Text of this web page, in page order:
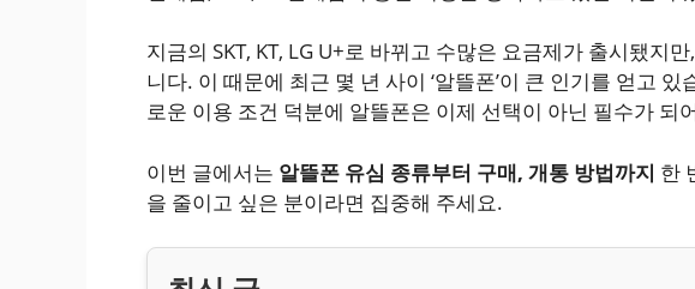
지금의 SKT, KT, LG U+로 바뀌고 수많은 요금제가 출시됐지
니다. 이 때문에 최근 몇 년 사이 ‘알뜰폰’이 큰 인기를 얻고
로운 이용 조건 덕분에 알뜰폰은 이제 선택이 아닌 필수가 되
이번 글에서는 알뜰폰 유심 종류부터 구매, 개통 방법까지 한
을 줄이고 싶은 분이라면 집중해 주세요.